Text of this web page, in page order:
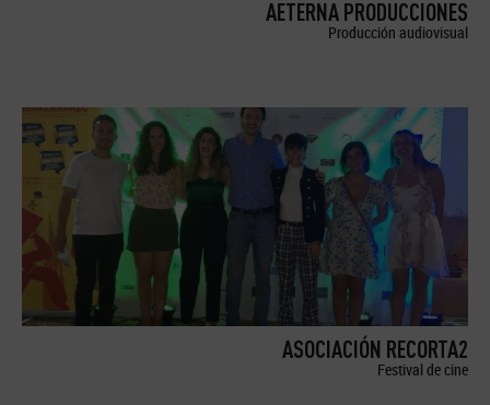
AETERNA PRODUCCIONES
Producción audiovisual
ASOCIACIÓN RECORTA2
Festival de cine